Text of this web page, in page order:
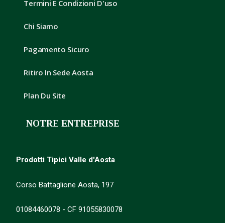
Termini E Condizioni D'uso
Chi Siamo
Pagamento Sicuro
Ritiro In Sede Aosta
Plan Du Site
NOTRE ENTREPRISE
Prodotti Tipici Valle d'Aosta
Corso Battaglione Aosta, 197
01084460078 - CF 91055830078